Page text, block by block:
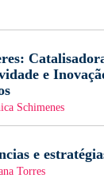
e
Schimenes
e
Torres